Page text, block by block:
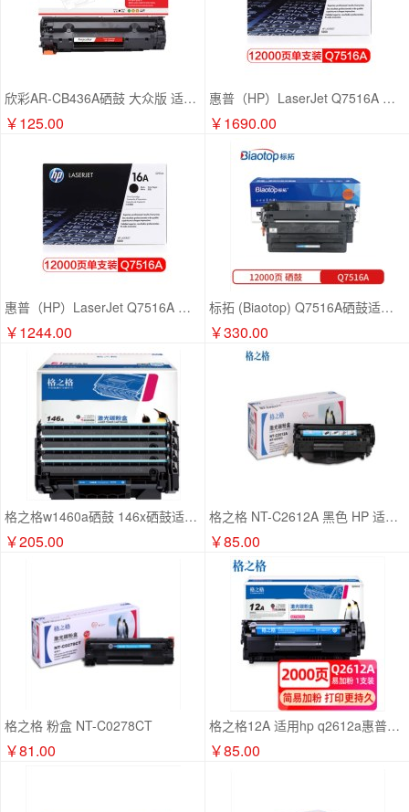
欣彩AR-CB436A硒鼓 大众版 适用惠普HP CB436A 36A P1505 P1505N M1522 M1522NF M1120 M1120N激光打印机
￥125.00
惠普（HP）LaserJet Q7516A 黑色硒鼓 16A（ 适用于惠普HP 5200/5200n/5200LX）
￥1690.00
惠普（HP）LaserJet Q7516A 黑色硒鼓 16A（ 适用于惠普HP 5200/5200n/5200LX）
￥1244.00
标拓 (Biaotop) Q7516A硒鼓适用惠普hp5200 5200n 5200LX 5200TN打印机耗材佳能LBP3500粉盒HP16A硒鼓
￥330.00
格之格w1460a硒鼓 146x硒鼓适用惠普3104fdw硒鼓 hp146a硒鼓 3004dw 3004dn 3104fdn打印机1460x大容量四支装
￥205.00
格之格 NT-C2612A 黑色 HP 适用惠普1010 1018 1020 M1005 1319 LBP2900 3000 单位：支
￥85.00
格之格 粉盒 NT-C0278CT
￥81.00
格之格12A 适用hp q2612a惠普1005 1020 1010 3050 1018 3015佳能303 2900打印机墨粉
￥85.00